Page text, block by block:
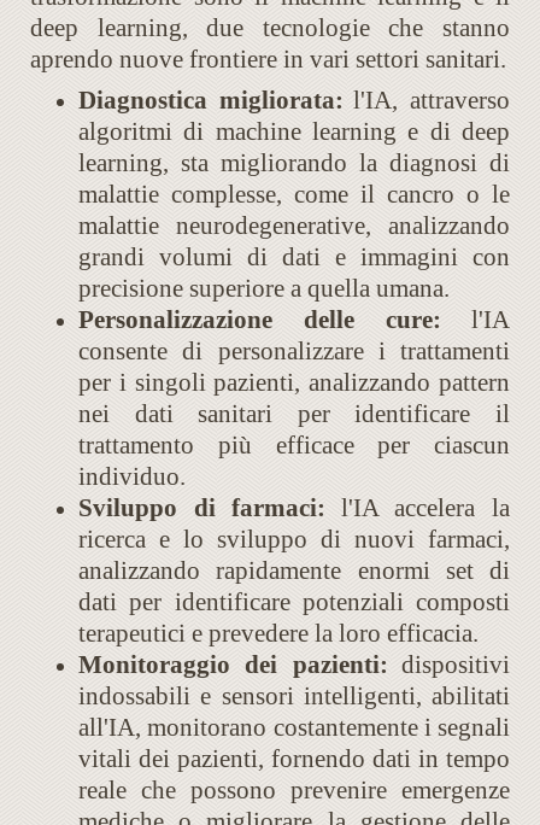
deep learning, due tecnologie che stanno
aprendo nuove frontiere in vari settori sanitari.
Diagnostica migliorata: l'IA, attraverso
algoritmi di machine learning e di deep
learning, sta migliorando la diagnosi di
malattie complesse, come il cancro o le
malattie neurodegenerative, analizzando
grandi volumi di dati e immagini con
precisione superiore a quella umana.
Personalizzazione delle cure:
l'IA
consente di personalizzare i trattamenti
per i singoli pazienti, analizzando pattern
nei dati sanitari per identificare il
trattamento più efficace per ciascun
individuo.
Sviluppo di farmaci:
l'IA accelera la
ricerca e lo sviluppo di nuovi farmaci,
analizzando rapidamente enormi set di
dati per identificare potenziali composti
terapeutici e prevedere la loro efficacia.
Monitoraggio dei pazienti: dispositivi
indossabili e sensori intelligenti, abilitati
all'IA, monitorano costantemente i segnali
vitali dei pazienti, fornendo dati in tempo
reale che possono prevenire emergenze